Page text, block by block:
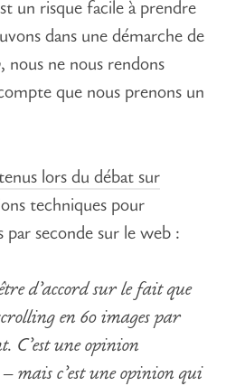
un risque facile à prendre
dans une démarche de
, nous ne nous rendons
que nous prenons un
lors du débat sur
techniques pour
seconde sur le web :
d’accord sur le fait que
en 60 images par
C’est une opinion
mais c’est une opinion qui